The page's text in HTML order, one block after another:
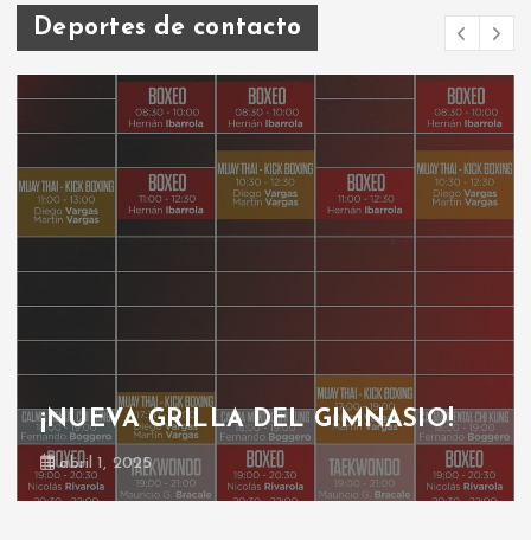
Deportes de contacto
GRILLA DEL GIMNASIO!
abril 1, 2025